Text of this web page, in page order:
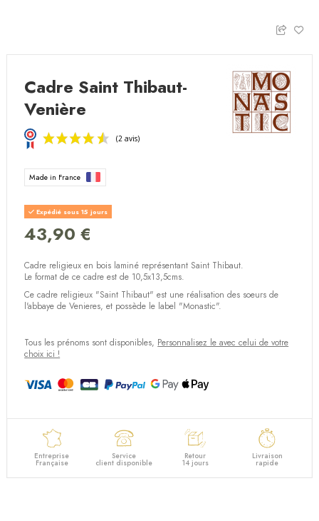
Cadre Saint Thibaut-
Venière
Made in France
Expédié sous 15 jours
43,90 €
Cadre religieux en bois laminé représentant Saint Thibaut.
Le format de ce cadre est de 10,5x13,5cms.
Ce cadre religieux "Saint Thibaut" est une réalisation des soeurs de
l'abbaye de Venieres, et possède le label "Monastic".
Tous les prénoms sont disponibles, Personnalisez le avec celui de votre
choix ici !
Entreprise
Française
Service
client disponible
Retour
14 jours
Livraison
rapide